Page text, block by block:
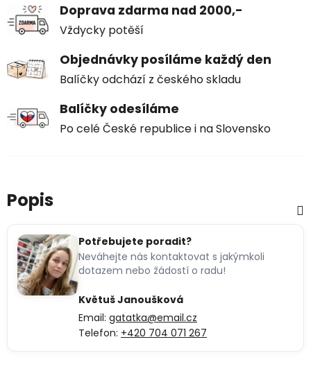
Doprava zdarma nad 2000,-
Vždycky potěší
Objednávky posíláme každý den
Balíčky odchází z českého skladu
Balíčky odesíláme
Po celé České republice i na Slovensko
Popis
Potřebujete poradit?
Neváhejte nás kontaktovat s jakýmkoli
dotazem nebo žádostí o radu!
Květuš Janoušková
Email: gatatka@email.cz
Telefon: +420 704 071 267